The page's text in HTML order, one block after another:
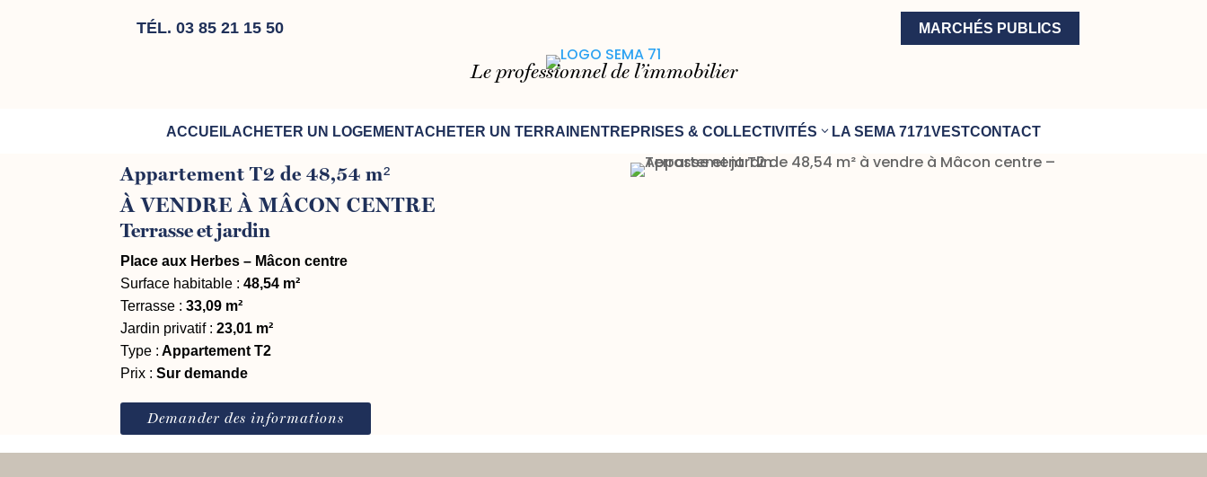
TÉL. 03 85 21 15 50 MARCHÉS PUBLICS
Le professionnel de l’immobilier
ACCUEILACHETER UN LOGEMENTACHETER UN TERRAIN ENTREPRISES & COLLECTIVITÉS LA SEMA 7171VESTCONTACT
Appartement T2 de 48,54 m²
À VENDRE À MÂCON CENTRE
Terrasse et jardin
Place aux Herbes – Mâcon centre
Surface habitable : 48,54 m²
Terrasse : 33,09 m²
Jardin privatif :23,01 m²
Type : Appartement T2
Prix : Sur demande
Demander des informations